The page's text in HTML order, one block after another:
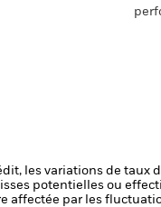
les variations de
potentielles ou
affectée par les